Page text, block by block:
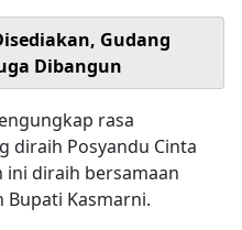
Gudang
Dibangun
rasa
diraih Posyandu Cinta
ini diraih bersamaan
Kasmarni.